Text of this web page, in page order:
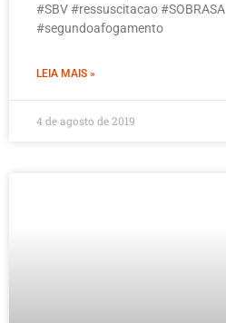
#SBV #ressuscitacao #SOBRASA
#segundoafogamento
LEIA MAIS »
4 de agosto de 2019